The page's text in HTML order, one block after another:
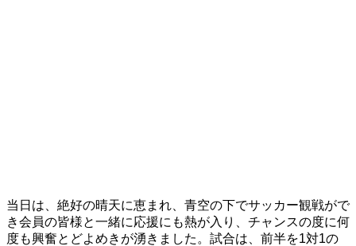
当日は、絶好の晴天に恵まれ、青空の下でサッカー観戦がで
き会員の皆様と一緒に応援にも熱が入り、チャンスの度に何
度も興奮とどよめきが湧きました。試合は、前半を1対1の